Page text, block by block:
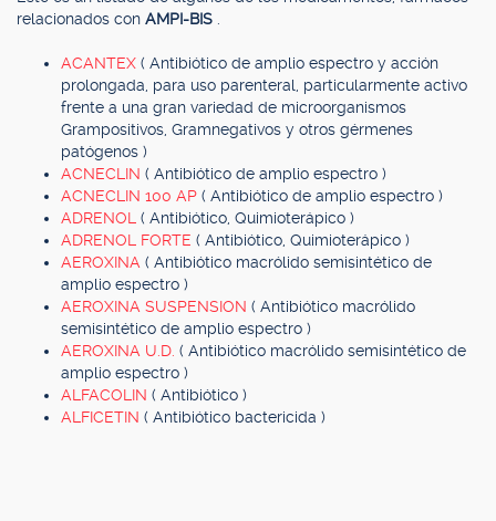
relacionados con AMPI-BIS
ACANTEX ( Antibiótico de amplio espectro y acción
prolongada, para uso parenteral, particularmente activo
frente a una gran variedad de microorganismos
Grampositivos, Gramnegativos y otros gérmenes
patógenos )
ACNECLIN ( Antibiótico de amplio espectro )
ACNECLIN 100 AP ( Antibiótico de amplio espectro )
ADRENOL ( Antibiótico, Quimioterápico )
ADRENOL FORTE ( Antibiótico, Quimioterápico )
AEROXINA ( Antibiótico macrólido semisintético de
amplio espectro )
AEROXINA SUSPENSION ( Antibiótico macrólido
semisintético de amplio espectro )
AEROXINA U.D. ( Antibiótico macrólido semisintético de
amplio espectro )
ALFACOLIN ( Antibiótico )
ALFICETIN ( Antibiótico bactericida )